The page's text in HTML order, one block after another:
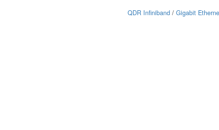
QDR Infiniband / Gigabit